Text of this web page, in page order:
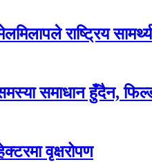
राष्ट्रिय
समाधान हुँदैन,
वृक्षरोपण